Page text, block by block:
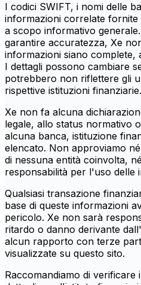
I codici SWIFT, i nomi delle
informazioni correlate fornite
a scopo informativo
garantire accuratezza, Xe
informazioni siano complete,
I dettagli possono cambiare
potrebbero non riflettere gli
rispettive istituzioni finanziarie.
Xe non fa alcuna
legale, allo status normativo
alcuna banca, istituzione
elencato. Non approviamo
di nessuna entità coinvolta,
responsabilità per l'uso delle
Qualsiasi transazione
base di queste informazioni
pericolo. Xe non sarà
ritardo o danno derivante
alcun rapporto con terze
visualizzate su questo sito.
Raccomandiamo di verificare